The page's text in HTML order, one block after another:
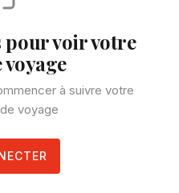
pour voir votre
à suivre votre
voyage